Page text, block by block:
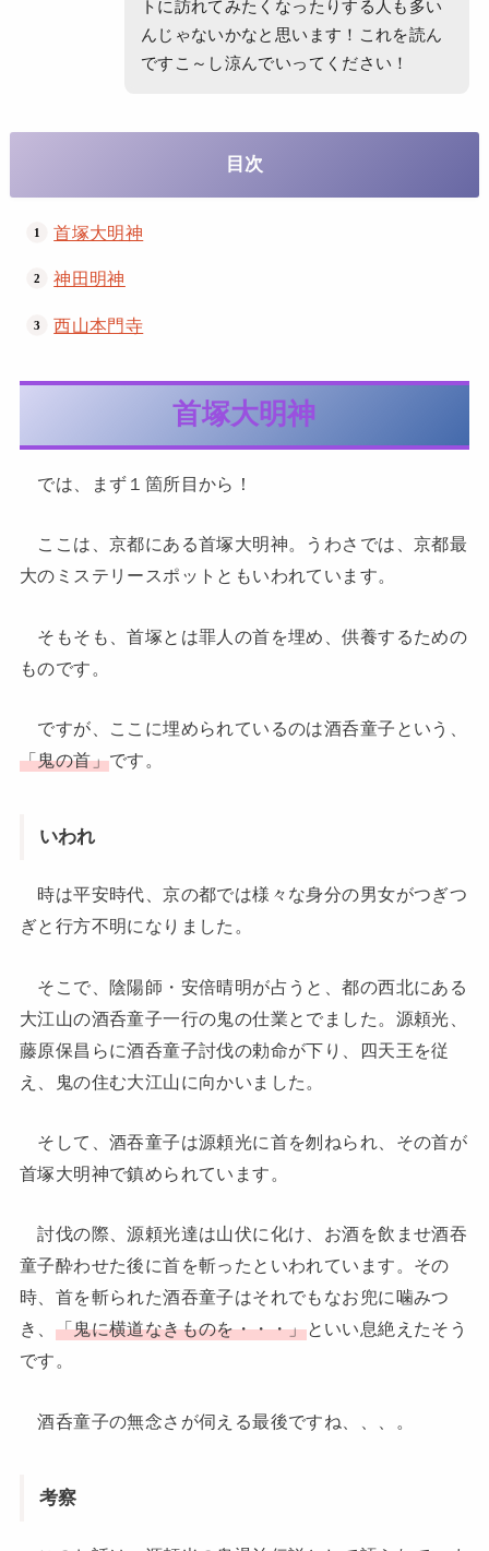
トに訪れてみたくなったりする人も多い
んじゃないかなと思います！これを読ん
ですこ～し涼んでいってください！
目次
首塚大明神
神田明神
西山本門寺
首塚大明神
では、まず１箇所目から！
ここは、京都にある首塚大明神。うわさでは、京都最
大のミステリースポットともいわれています。
そもそも、首塚とは罪人の首を埋め、供養するための
ものです。
ですが、ここに埋められているのは酒呑童子という、
「鬼の首」です。
いわれ
時は平安時代、京の都では様々な身分の男女がつぎつ
ぎと行方不明になりました。
そこで、陰陽師・安倍晴明が占うと、都の西北にある
大江山の酒呑童子一行の鬼の仕業とでました。源頼光、
藤原保昌らに酒呑童子討伐の勅命が下り、四天王を従
え、鬼の住む大江山に向かいました。
そして、酒吞童子は源頼光に首を刎ねられ、その首が
首塚大明神で鎮められています。
討伐の際、源頼光達は山伏に化け、お酒を飲ませ酒吞
童子酔わせた後に首を斬ったといわれています。その
時、首を斬られた酒吞童子はそれでもなお兜に噛みつ
き、 「鬼に横道なきものを・・・」といい息絶えたそう
です。
酒呑童子の無念さが伺える最後ですね、、、。
考察